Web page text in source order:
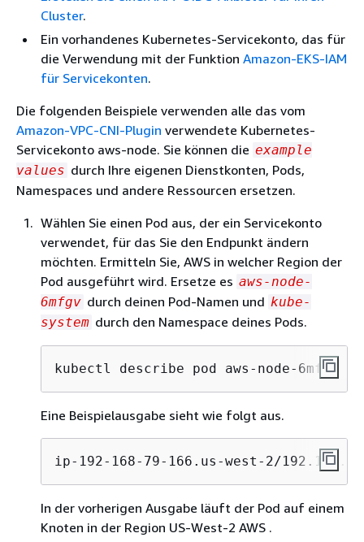
Cluster.
Ein vorhandenes Kubernetes-Servicekonto, das für
die Verwendung mit der Funktion Amazon-EKS-IAM
für Servicekonten.
Die folgenden Beispiele verwenden alle das vom
Amazon-VPC-CNI-Plugin verwendete Kubernetes-
Servicekonto aws-node. Sie können die example
values durch Ihre eigenen Dienstkonten, Pods,
Namespaces und andere Ressourcen ersetzen.
Wählen Sie einen Pod aus, der ein Servicekonto
verwendet, für das Sie den Endpunkt ändern
möchten. Ermitteln Sie, AWS in welcher Region der
Pod ausgeführt wird. Ersetze es aws-node-
6mfgv durch deinen Pod-Namen und kube-
system durch den Namespace deines Pods.
kubectl describe pod aws-node-6mfgv -
Eine Beispielausgabe sieht wie folgt aus.
ip-192-168-79-166.us-west-2/
In der vorherigen Ausgabe läuft der Pod auf einem
Knoten in der Region US-West-2 AWS .